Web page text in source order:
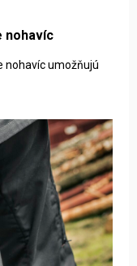
nohavíc
nohavíc umožňujú